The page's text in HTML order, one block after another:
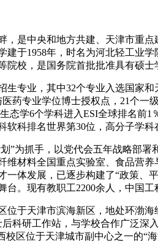
，是中央和地方共建、天津市重
建于1958年，时名为河北轻工业
院校，是国务院首批批准具有硕
生专业，其中32个专业入选国家
药专业学位博士授权点，21个
态学6个学科进入ESI全球排名
科排名世界第30位，高分子学
”为抓手，以党代会五年战略部
维材料全国重点实验室、食品营
一体发展，已逐步构建了“政策
。现有教职工2200余人，中国
位于天津市滨海新区，地处环渤
科研工作站，与学校合作广泛
校区位于天津城市副中心之一的“